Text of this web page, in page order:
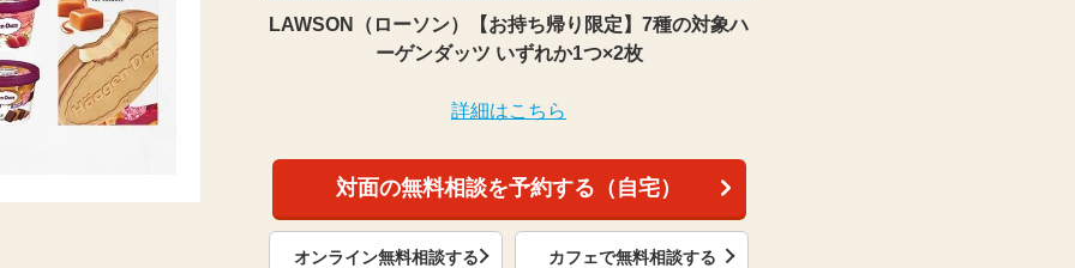
LAWSON（ローソン）【お持ち帰り限定】 7種の対象ハ
ーゲンダッツ いずれか1つ×2枚
詳細はこちら
対面の無料相談を予約する（自宅）
オンライン無料相談する カフェで無料相談する